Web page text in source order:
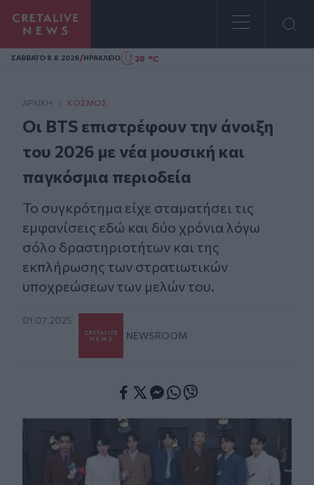
Homepage
ΣAΒΒΑΤΟ 8.8.2026/ΗΡΑΚΛΕΙΟ 28 °C
ΑΡΧΙΚΗ / ΚΌΣΜΟΣ
Οι BTS επιστρέφουν την άνοιξη
του 2026 με νέα μουσική και
παγκόσμια περιοδεία
Το συγκρότημα είχε σταματήσει τις
εμφανίσεις εδώ και δύο χρόνια λόγω
σόλο δραστηριοτήτων και της
εκπλήρωσης των στρατιωτικών
υποχρεώσεων των μελών του.
01.07.2025
NEWSROOM